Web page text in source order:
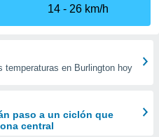
14
26 km/h
temperaturas en Burlington hoy
paso a un ciclón que
central